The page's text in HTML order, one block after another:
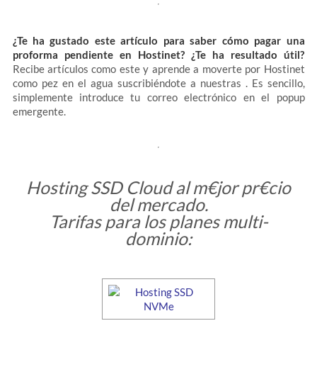
¿Te ha gustado este artículo para saber cómo pagar una
proforma pendiente en Hostinet? ¿Te ha resultado útil?
Recibe artículos como este y aprende a moverte por Hostinet
como pez en el agua suscribiéndote a nuestras . Es sencillo,
simplemente introduce tu correo electrónico en el popup
emergente.
Hosting SSD Cloud al m€jor pr€cio
del mercado.
Tarifas para los planes multi-
dominio: